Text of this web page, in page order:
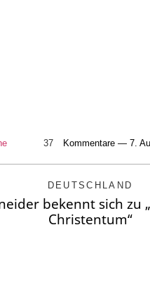
37 Kommentare — 7.
DEUTSCHLAND
bekennt sich zu
Christentum“